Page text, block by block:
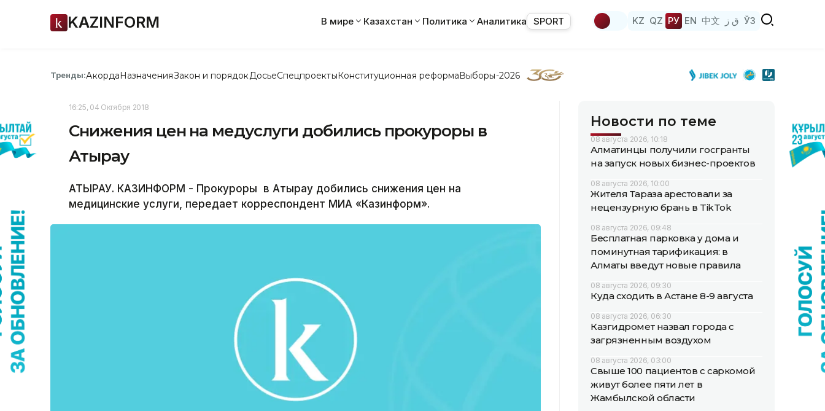
KAZINFORM В мире Казахстан Политика Аналитика SPORT KZ QZ РУ EN 中文 ق ز ЎЗ
Тренды:АкордаНазначенияЗакон и порядок ДосьеСпецпроектыКонституционная реформаВыборы-2026
16:25, 04 Октября 2018
Снижения цен на медуслуги добились прокуроры в
Атырау
АТЫРАУ. КАЗИНФОРМ - Прокуроры в Атырау добились снижения цен на
медицинские услуги, передает корреспондент МИА «Казинформ».
Новости по теме
08 августа 2026, 10:18
Алматинцы получили госгранты
на запуск новых бизнес-проектов
08 августа 2026, 10:00
Жителя Тараза арестовали за
нецензурную брань в TikTok
08 августа 2026, 09:48
Бесплатная парковка у дома и
поминутная тарификация: в
Алматы введут новые правила
08 августа 2026, 09:30
Куда сходить в Астане 8-9 августа
08 августа 2026, 06:30
Казгидромет назвал города с
загрязненным воздухом
08 августа 2026, 03:00
Свыше 100 пациентов с саркомой
живут более пяти лет в
Жамбылской области